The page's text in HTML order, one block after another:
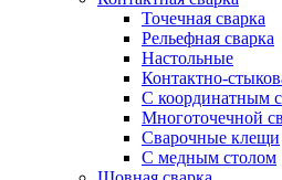
Точечная сварка
Рельефная сварка
Настольные
Контактно-
С координатным
Многоточечной
Сварочные клещи
С медным столом